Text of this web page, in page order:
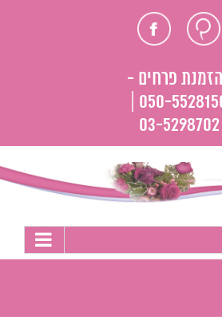
חוות פייסבוק
פרחים -
050-
03-5298702